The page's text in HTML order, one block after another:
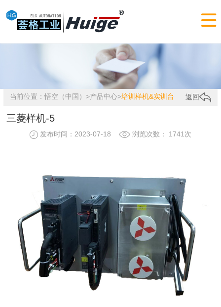

当前位置： 悟空（中国） >产品中心>培训样机&实训台 返回
三菱样机-5
发布时间：2023-07-18 浏览次数： 1741次